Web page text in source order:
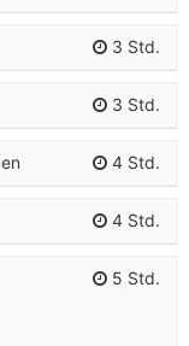
3 Std.
3 Std.
4 Std.
4 Std.
5 Std.